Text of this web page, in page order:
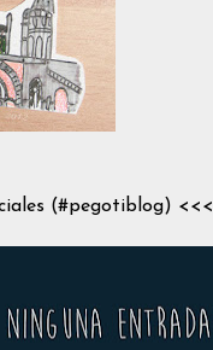
(#pegotiblog) <<<